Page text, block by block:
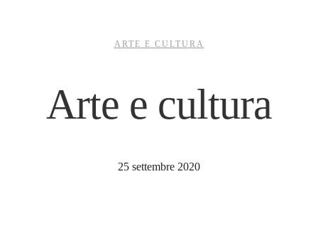
ARTE E CULTURA
Arte e cultura
25 settembre 2020